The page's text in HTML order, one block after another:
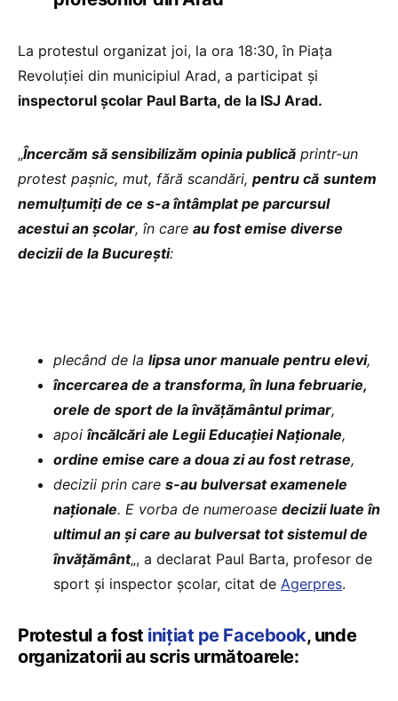
La protestul organizat joi, la ora 18:30, în Piața
Revoluției din municipiul Arad, a participat și
inspectorul școlar Paul Barta, de la ISJ Arad.
„Încercăm să sensibilizăm opinia publică printr-un
protest pașnic, mut, fără scandări, pentru că suntem
nemulțumiți de ce s-a întâmplat pe parcursul
acestui an şcolar, în care au fost emise diverse
decizii de la Bucureşti:
plecând de la lipsa unor manuale pentru elevi,
încercarea de a transforma, în luna februarie,
orele de sport de la învăţământul primar,
apoi încălcări ale Legii Educației Naționale,
ordine emise care a doua zi au fost retrase,
decizii prin care s-au bulversat examenele
naționale. E vorba de numeroase decizii luate în
ultimul an și care au bulversat tot sistemul de
învățământ„, a declarat Paul Barta, profesor de
sport şi inspector şcolar, citat de Agerpres.
Protestul a fost inițiat pe Facebook, unde
organizatorii au scris următoarele: